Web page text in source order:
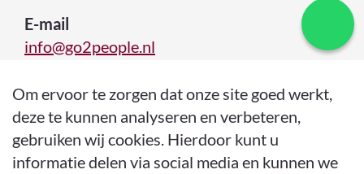
E-mail
info@go2people.nl
Om ervoor te zorgen dat onze site goed werkt,
deze te kunnen analyseren en verbeteren,
gebruiken wij cookies. Hierdoor kunt u
informatie delen via social media en kunnen we